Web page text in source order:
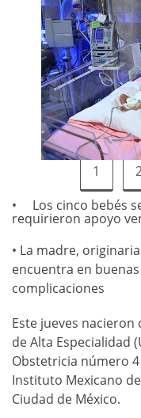
1
Los cinco bebés
requirieron apoyo
• La madre,
encuentra en
complicaciones
Este jueves
de Alta Especialidad
Obstetricia número 4
Instituto Mexicano
Ciudad de México.